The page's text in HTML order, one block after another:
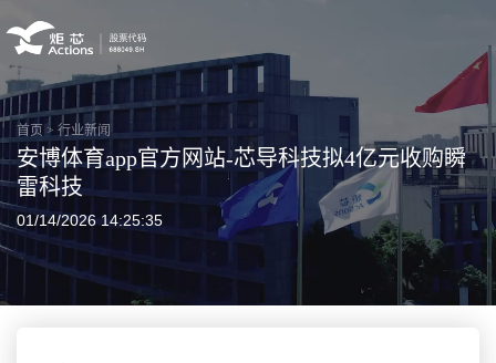
首页 > 行业新闻
安博体育app官方网站-芯导科技拟4亿元收购瞬
雷科技
01/14/2026 14:25:35